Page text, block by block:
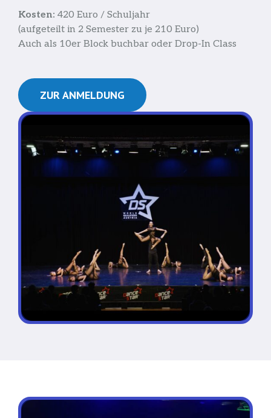
Kosten: 420 Euro / Schuljahr
(aufgeteilt in 2 Semester zu je 210 Euro)
Auch als 10er Block buchbar oder Drop-In Class
ZUR ANMELDUNG